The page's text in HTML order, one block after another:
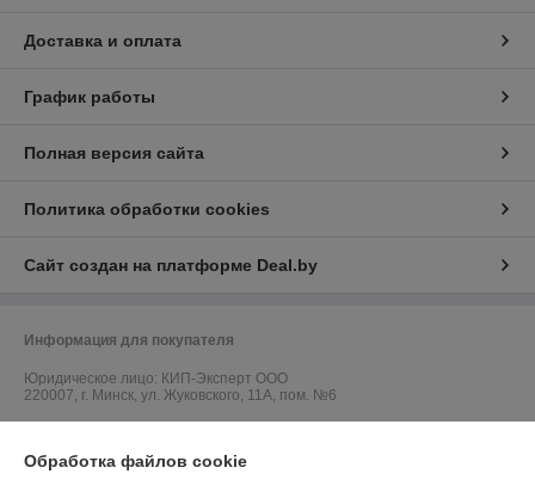
Доставка и оплата
График работы
Полная версия сайта
Политика обработки cookies
Сайт создан на платформе Deal.by
Информация для покупателя
Юридическое лицо: КИП-Эксперт ООО
220007, г. Минск, ул. Жуковского, 11А, пом. №6
УНП: 191501141
Обработка файлов cookie